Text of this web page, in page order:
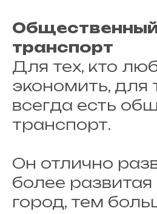
транспорт
Для тех, кто
экономить, для
всегда есть
транспорт.
Он отлично
более
город, тем